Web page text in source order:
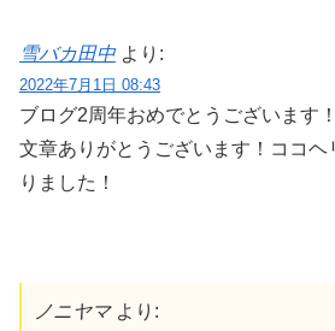
雪バカ田中 より:
2022年7月1日 08:43
ブログ2周年おめでとうございます
文章ありがとうございます！ココヘ
りました！
ノニヤマ より: